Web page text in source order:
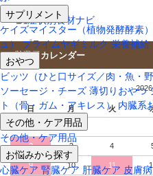
サプリメント
ケイズマイスター（植物発酵酵素）
ュ） プライムヤギミルク 栄養補給
おやつ
ビッツ（ひと口サイズ／肉・魚・野
ソーセージ・チーズ 薄切りおやつ
ト（骨・ガム・アキレス） 内臓系
その他・ケア用品
その他・ケア用品
お悩みから探す
心臓ケア 腎臓ケア 肝臓ケア 皮膚
営業日カレンダー
日 月 火
2 3 4
9 10 11